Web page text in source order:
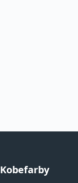
Kobefarby